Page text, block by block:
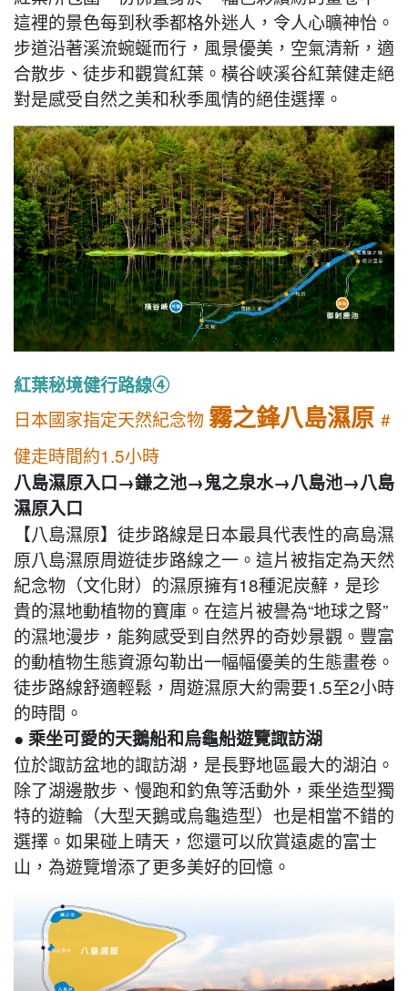
這裡的景色每到秋季都格外迷人，令人心曠神怡。
步道沿著溪流蜿蜒而行，風景優美，空氣清新，適
合散步、徒步和觀賞紅葉。橫谷峽溪谷紅葉健走絕
對是感受自然之美和秋季風情的絕佳選擇。
紅葉秘境健行路線④
日本國家指定天然紀念物 霧之鋒八島濕原 #
健走時間約1.5小時
八島濕原入口→鎌之池→鬼之泉水→八島池→八島
濕原入口
【八島濕原】徒步路線是日本最具代表性的高島濕
原八島濕原周遊徒步路線之一。這片被指定為天然
紀念物（文化財）的濕原擁有18種泥炭蘚，是珍
貴的濕地動植物的寶庫。在這片被譽為“地球之腎”
的濕地漫步，能夠感受到自然界的奇妙景觀。豐富
的動植物生態資源勾勒出一幅幅優美的生態畫卷。
徒步路線舒適輕鬆，周遊濕原大約需要1.5至2小時
的時間。
● 乘坐可愛的天鵝船和烏龜船遊覽諏訪湖
位於諏訪盆地的諏訪湖，是長野地區最大的湖泊。
除了湖邊散步、慢跑和釣魚等活動外，乘坐造型獨
特的遊輪（大型天鵝或烏龜造型）也是相當不錯的
選擇。如果碰上晴天，您還可以欣賞遠處的富士
山，為遊覽增添了更多美好的回憶。